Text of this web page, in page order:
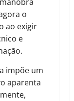
o
ao exigir
e
impõe um
aparenta